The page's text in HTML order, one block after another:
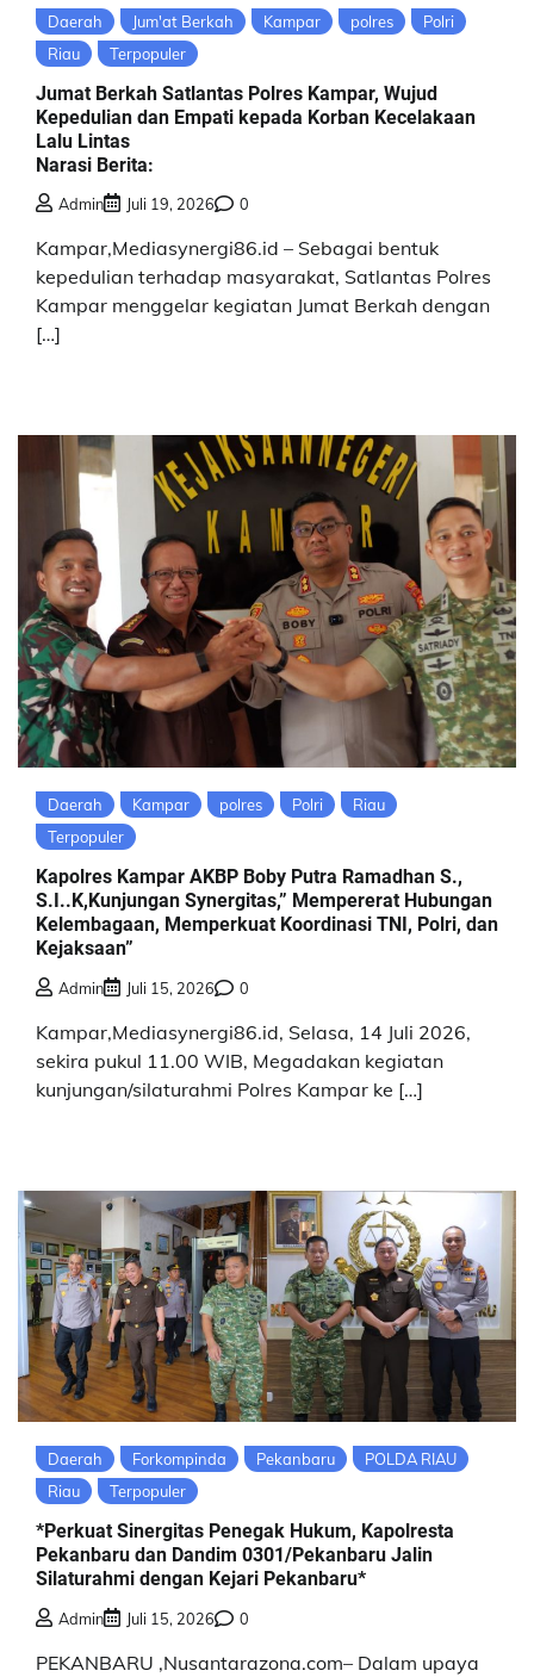
Daerah Jum'at Berkah Kampar polres
Polri
Riau
Terpopuler
Jumat Berkah Satlantas Polres Kampar, Wujud
Kepedulian dan Empati kepada Korban Kecelakaan
Lalu Lintas
Narasi Berita:
Admin Juli 19, 2026 0
Kampar,Mediasynergi86.id – Sebagai bentuk
kepedulian terhadap masyarakat, Satlantas Polres
Kampar menggelar kegiatan Jumat Berkah dengan
[…]
Daerah Kampar polres Polri
Riau
Terpopuler
Kapolres Kampar AKBP Boby Putra Ramadhan S.,
S.I..K,Kunjungan Synergitas,” Mempererat Hubungan
Kelembagaan, Memperkuat Koordinasi TNI, Polri, dan
Kejaksaan”
Admin Juli 15, 2026 0
Kampar,Mediasynergi86.id, Selasa, 14 Juli 2026,
sekira pukul 11.00 WIB, Megadakan kegiatan
kunjungan/silaturahmi Polres Kampar ke […]
Daerah Forkompinda Pekanbaru
POLDA RIAU
Riau
Terpopuler
*Perkuat Sinergitas Penegak Hukum, Kapolresta
Pekanbaru dan Dandim 0301/Pekanbaru Jalin
Silaturahmi dengan Kejari Pekanbaru*
Admin Juli 15, 2026 0
PEKANBARU ,Nusantarazona.com– Dalam upaya